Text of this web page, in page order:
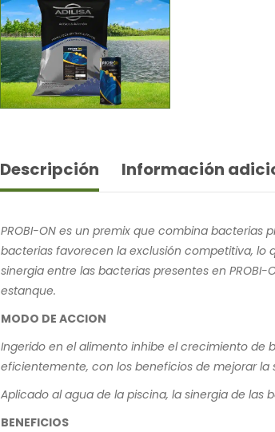
Descripción Información
PROBI-ON es un premix que combina
bacterias favorecen la exclusión competitiva, lo
sinergia entre las bacterias presentes en
estanque.
MODO DE ACCION
Ingerido en el alimento inhibe el crecimiento de
eficientemente, con los beneficios de mejorar
Aplicado al agua de la piscina, la sinergia de las
BENEFICIOS